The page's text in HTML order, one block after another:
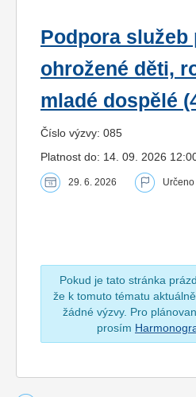
Podpora služeb
ohrožené děti,
mladé dospělé
Číslo výzvy: 085
Platnost do: 14. 09. 2026
29. 6. 2026
Pokud je tato stránka
že k tomuto tématu
žádné výzvy. Pro
prosím